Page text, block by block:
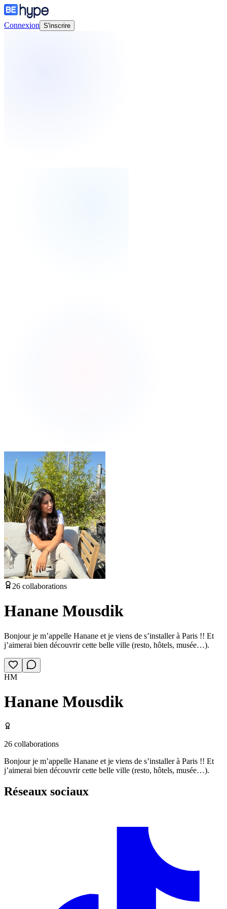
Connexion S'inscrire
26 collaborations
Hanane Mousdik
Bonjour je m’appelle Hanane et je viens de s’installer à Paris !! Et
j’aimerai bien découvrir cette belle ville (resto, hôtels, musée…).
HM
Hanane Mousdik
26 collaborations
Bonjour je m’appelle Hanane et je viens de s’installer à Paris !! Et
j’aimerai bien découvrir cette belle ville (resto, hôtels, musée…).
Réseaux sociaux